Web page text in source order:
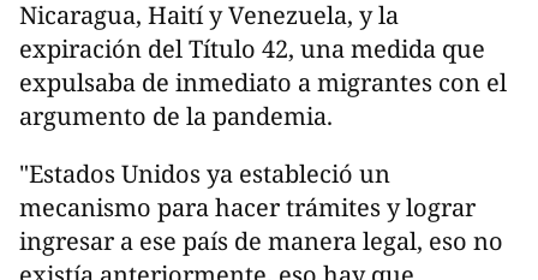
Nicaragua, Haití y Venezuela, y la
expiración del Título 42, una medida que
expulsaba de inmediato a migrantes con el
argumento de la pandemia.
"Estados Unidos ya estableció un
mecanismo para hacer trámites y lograr
ingresar a ese país de manera legal, eso no